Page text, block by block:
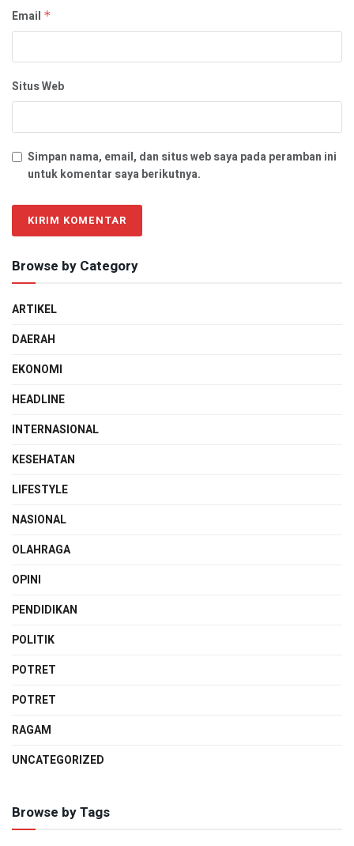
Email *
Situs Web
Simpan nama, email, dan situs web saya pada peramban ini
untuk komentar saya berikutnya.
Browse by Category
ARTIKEL
DAERAH
EKONOMI
HEADLINE
INTERNASIONAL
KESEHATAN
LIFESTYLE
NASIONAL
OLAHRAGA
OPINI
PENDIDIKAN
POLITIK
POTRET
POTRET
RAGAM
UNCATEGORIZED
Browse by Tags